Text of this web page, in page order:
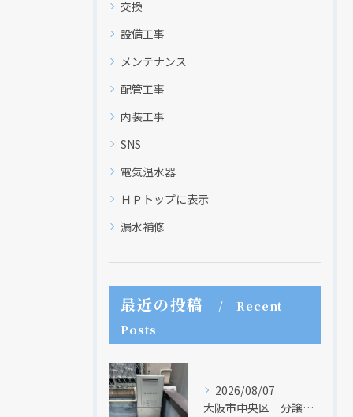
交換
設備工事
メンテナンス
配管工事
内装工事
SNS
電気温水器
ＨＰトップに表示
漏水補修
最近の投稿
Recent
Posts
2026/08/07
大阪市中央区 分譲マンションの給湯器取替リフォーム工事 UV除菌機能搭載給湯器